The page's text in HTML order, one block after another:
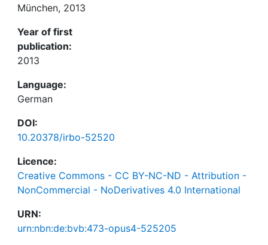
München, 2013
Year of first
publication:
2013
Language:
German
DOI:
10.20378/irbo-52520
Licence:
Creative Commons - CC BY-NC-ND - Attribution -
NonCommercial - NoDerivatives 4.0 International
URN:
urn:nbn:de:bvb:473-opus4-525205